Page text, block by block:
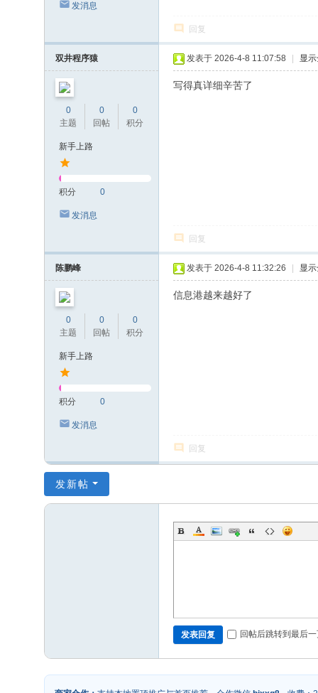
发消息
回复
双井程序猿
0
主题
0
回帖
0
积分
新手上路
积分 0
发消息
发表于 2026-4-8 11:07:58 显
写得真详细辛苦了
回复
陈鹏峰
0
主题
0
回帖
0
积分
新手上路
积分 0
发消息
发表于 2026-4-8 11:32:26 显
信息港越来越好了
回复
发新帖
发表回复 回帖后跳转到最后